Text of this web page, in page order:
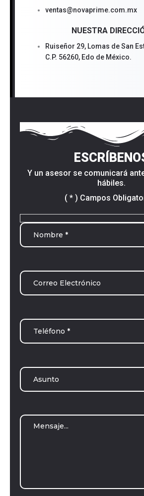
ventas@novaprime.com.mx
NUESTRA
Ruiseñor 29, Lomas de San
C.P. 56260, Edo de México.
Y un asesor se comunicará
hábiles.
( * ) Campos